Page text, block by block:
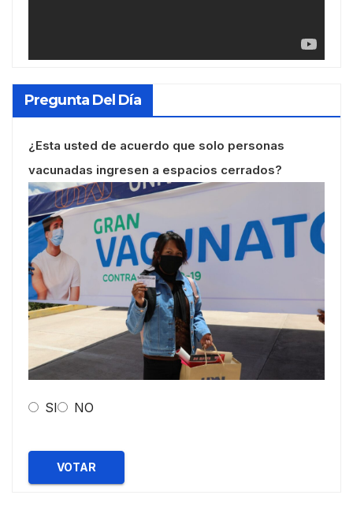
Pregunta Del Día
¿Esta usted de acuerdo que solo personas
vacunadas ingresen a espacios cerrados?
SI NO
VOTAR